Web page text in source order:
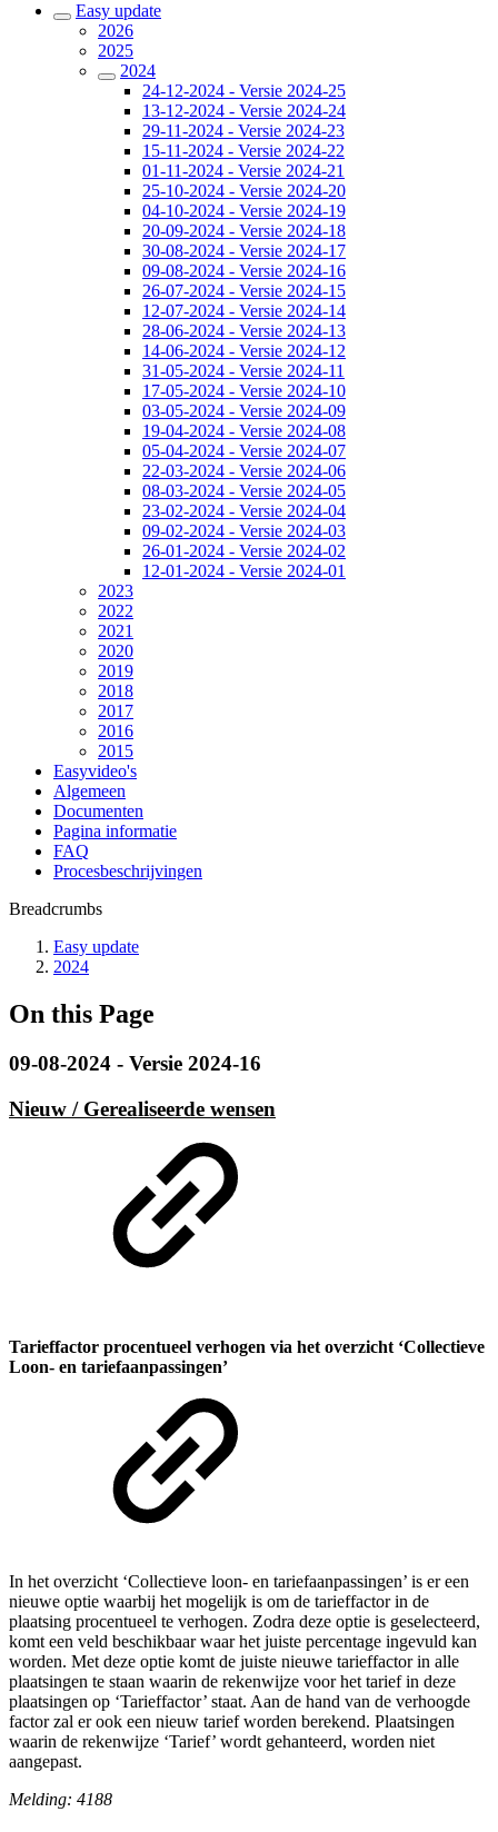
Easy update
2026
2025
2024
24-12-2024 - Versie 2024-25
13-12-2024 - Versie 2024-24
29-11-2024 - Versie 2024-23
15-11-2024 - Versie 2024-22
01-11-2024 - Versie 2024-21
25-10-2024 - Versie 2024-20
04-10-2024 - Versie 2024-19
20-09-2024 - Versie 2024-18
30-08-2024 - Versie 2024-17
09-08-2024 - Versie 2024-16
26-07-2024 - Versie 2024-15
12-07-2024 - Versie 2024-14
28-06-2024 - Versie 2024-13
14-06-2024 - Versie 2024-12
31-05-2024 - Versie 2024-11
17-05-2024 - Versie 2024-10
03-05-2024 - Versie 2024-09
19-04-2024 - Versie 2024-08
05-04-2024 - Versie 2024-07
22-03-2024 - Versie 2024-06
08-03-2024 - Versie 2024-05
23-02-2024 - Versie 2024-04
09-02-2024 - Versie 2024-03
26-01-2024 - Versie 2024-02
12-01-2024 - Versie 2024-01
2023
2022
2021
2020
2019
2018
2017
2016
2015
Easyvideo's
Algemeen
Documenten
Pagina informatie
FAQ
Procesbeschrijvingen
Breadcrumbs
Easy update
2024
On this Page
09-08-2024 - Versie 2024-16
Nieuw / Gerealiseerde wensen
Tarieffactor procentueel verhogen via het overzicht ‘Collectieve
Loon- en tariefaanpassingen’
In het overzicht ‘Collectieve loon- en tariefaanpassingen’ is er een
nieuwe optie waarbij het mogelijk is om de tarieffactor in de
plaatsing procentueel te verhogen. Zodra deze optie is geselecteerd,
komt een veld beschikbaar waar het juiste percentage ingevuld kan
worden. Met deze optie komt de juiste nieuwe tarieffactor in alle
plaatsingen te staan waarin de rekenwijze voor het tarief in deze
plaatsingen op ‘Tarieffactor’ staat. Aan de hand van de verhoogde
factor zal er ook een nieuw tarief worden berekend. Plaatsingen
waarin de rekenwijze ‘Tarief’ wordt gehanteerd, worden niet
aangepast.
Melding: 4188